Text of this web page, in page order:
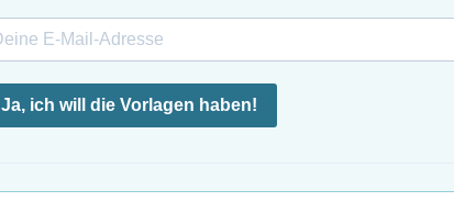
Ja, ich will die Vorlagen haben!